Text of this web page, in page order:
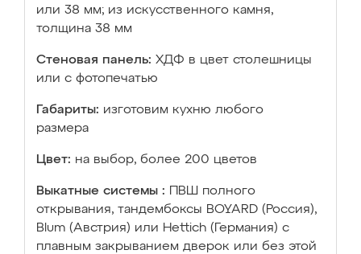
или 38 мм; из искусственного камня,
толщина 38 мм
Стеновая панель: ХДФ в цвет столешницы
или с фотопечатью
Габариты: изготовим кухню любого
размера
Цвет: на выбор, более 200 цветов
Выкатные системы :
ПВШ полного
открывания, тандембоксы BOYARD (Россия),
Blum (Австрия) или Hettich (Германия) с
плавным закрыванием дверок или без этой